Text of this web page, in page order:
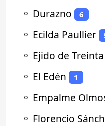
⚬ Durazno 6
⚬ Ecilda Paullier
⚬ Ejido de
⚬ El Edén 1
⚬ Empalme
⚬ Florencio